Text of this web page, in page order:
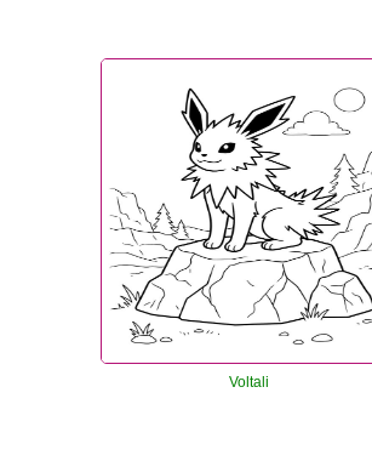
Voltali